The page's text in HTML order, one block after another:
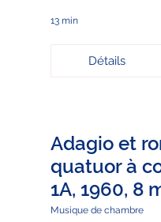
13 min
Détails
Adagio et
quatuor à
1A, 1960, 8
Musique de chambre